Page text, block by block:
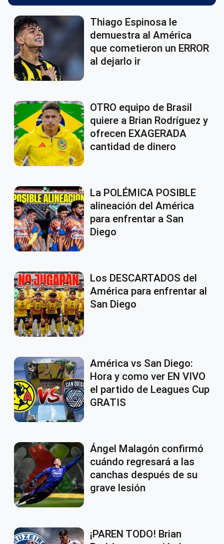
Thiago Espinosa le
demuestra al América
que cometieron un ERROR
al dejarlo ir
OTRO equipo de Brasil
quiere a Brian Rodríguez y
ofrecen EXAGERADA
cantidad de dinero
La POLÉMICA POSIBLE
alineación del América
para enfrentar a San
Diego
Los DESCARTADOS del
América para enfrentar al
San Diego
América vs San Diego:
Hora y como ver EN VIVO
el partido de Leagues Cup
GRATIS
Ángel Malagón confirmó
cuándo regresará a las
canchas después de su
grave lesión
¡PAREN TODO! Brian